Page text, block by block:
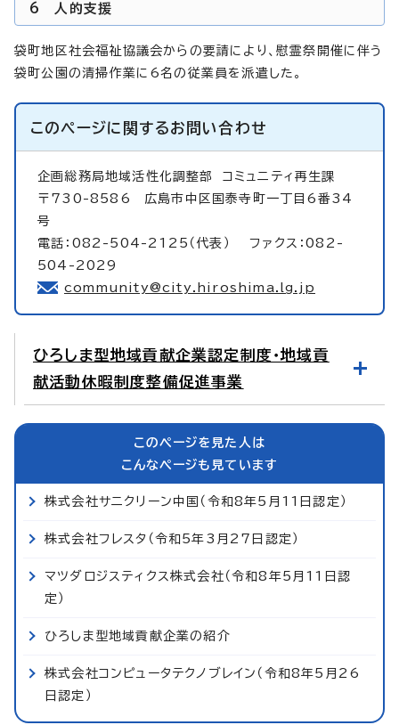
6 人的支援
袋町地区社会福祉協議会からの要請により、慰霊祭開催に伴う
袋町公園の清掃作業に6名の従業員を派遣した。
このページに関するお問い合わせ
企画総務局地域活性化調整部 コミュニティ再生課
〒730-8586 広島市中区国泰寺町一丁目6番34
号
電話：082-504-2125（代表） ファクス：082-
504-2029
community@city.hiroshima.lg.jp
ひろしま型地域貢献企業認定制度・地域貢
献活動休暇制度整備促進事業
このページを見た人は
こんなページも見ています
株式会社サニクリーン中国（令和8年5月11日認定）
株式会社フレスタ（令和5年3月27日認定）
マツダロジスティクス株式会社（令和8年5月11日認
定）
ひろしま型地域貢献企業の紹介
株式会社コンピュータテクノブレイン（令和8年5月26
日認定）